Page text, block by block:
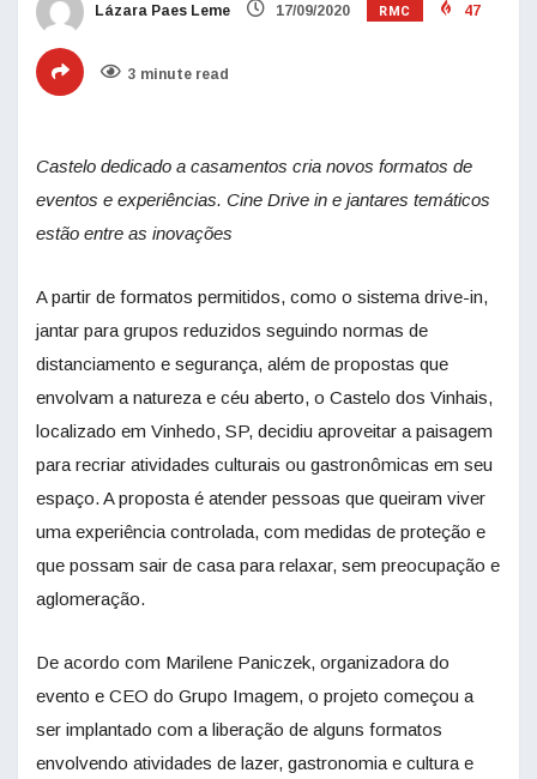
Lázara Paes Leme 17/09/2020 RMC 47
3 minute read
Castelo dedicado a casamentos cria novos formatos de
eventos e experiências. Cine Drive in e jantares temáticos
estão entre as inovações
A partir de formatos permitidos, como o sistema drive-in,
jantar para grupos reduzidos seguindo normas de
distanciamento e segurança, além de propostas que
envolvam a natureza e céu aberto, o Castelo dos Vinhais,
localizado em Vinhedo, SP, decidiu aproveitar a paisagem
para recriar atividades culturais ou gastronômicas em seu
espaço. A proposta é atender pessoas que queiram viver
uma experiência controlada, com medidas de proteção e
que possam sair de casa para relaxar, sem preocupação e
aglomeração.
De acordo com Marilene Paniczek, organizadora do
evento e CEO do Grupo Imagem, o projeto começou a
ser implantado com a liberação de alguns formatos
envolvendo atividades de lazer, gastronomia e cultura e